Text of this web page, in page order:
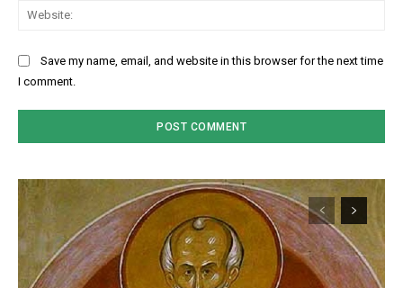
Save my name, email, and website in this browser for the next time
I comment.